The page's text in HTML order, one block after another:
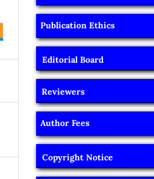
Publication Ethics
Editorial Board
Reviewers
Author Fees
Copyright Notice